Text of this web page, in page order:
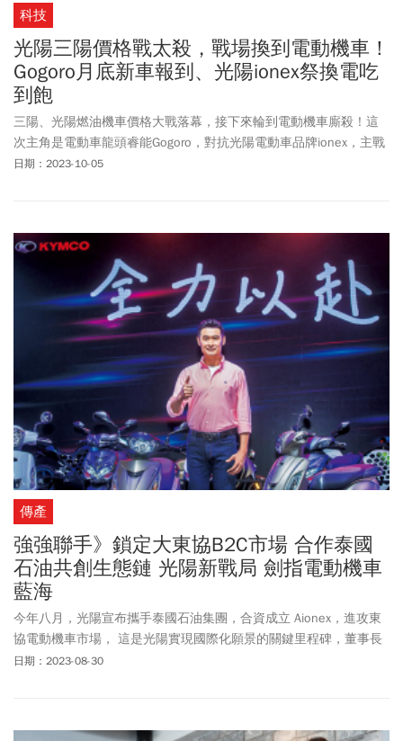
科技
光陽三陽價格戰太殺，戰場換到電動機車！
Gogoro月底新車報到、光陽ionex祭換電吃
到飽
三陽、光陽燃油機車價格大戰落幕，接下來輪到電動機車廝殺！這
次主角是電動車龍頭睿能Gogoro，對抗光陽電動車品牌ionex，主戰
場則是資費優惠與銷售據點，雙方不約而同選在10月首周召開記者
年免費吃到飽的方案。
日期：2023-10-05
傳產
強強聯手》鎖定大東協B2C市場 合作泰國
石油共創生態鏈 光陽新戰局 劍指電動機車
藍海
今年八月，光陽宣布攜手泰國石油集團，合資成立 Aionex，進攻東
協電動機車市場， 這是光陽實現國際化願景的關鍵里程碑，董事長
長柯勝峯強調，這一役，要打造出真正的獲利模式。
日期：2023-08-30